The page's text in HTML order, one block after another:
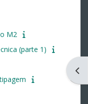
M2
(parte 1)